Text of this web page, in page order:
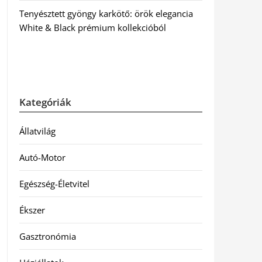
Tenyésztett gyöngy karkötő: örök elegancia
White & Black prémium kollekcióból
Kategóriák
Állatvilág
Autó-Motor
Egészség-Életvitel
Ékszer
Gasztronómia